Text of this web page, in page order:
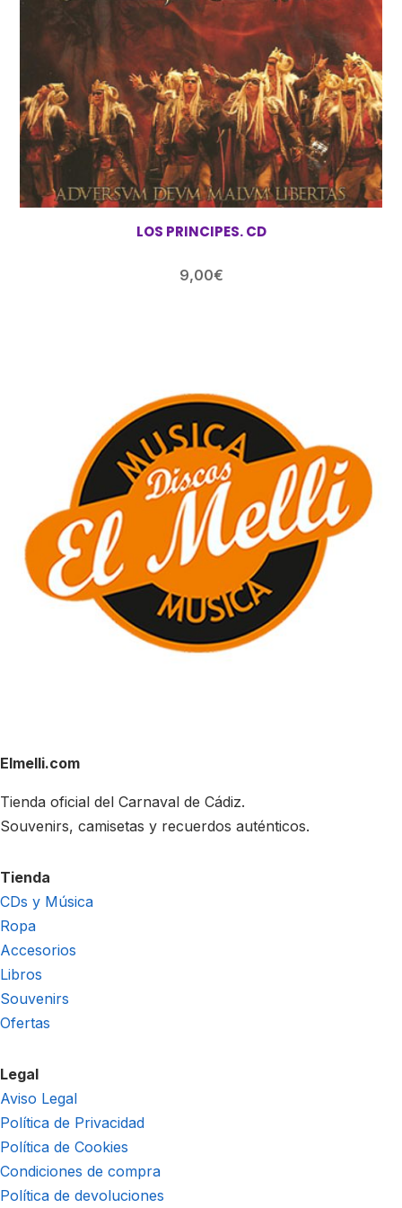
LOS PRINCIPES. CD
9,00€
Elmelli.com
Tienda oficial del Carnaval de Cádiz.
Souvenirs, camisetas y recuerdos auténticos.
Tienda
CDs y Música
Ropa
Accesorios
Libros
Souvenirs
Ofertas
Legal
Aviso Legal
Política de Privacidad
Política de Cookies
Condiciones de compra
Política de devoluciones